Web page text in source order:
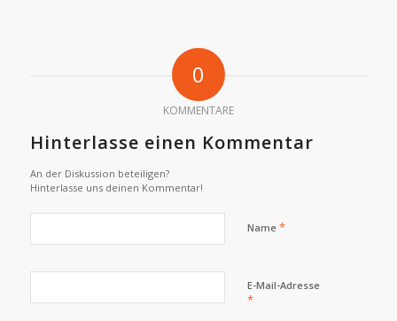
0
KOMMENTARE
Hinterlasse einen Kommentar
An der Diskussion beteiligen?
Hinterlasse uns deinen Kommentar!
Name *
E-Mail-Adresse
*